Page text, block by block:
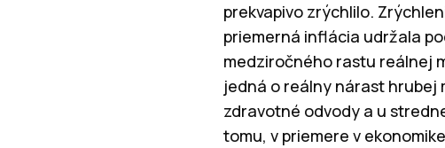
prekvapivo zrýchlilo.
priemerná inflácia udržala
medziročného rastu reálnej
jedná o reálny nárast hrubej
zdravotné odvody a u
tomu, v priemere v